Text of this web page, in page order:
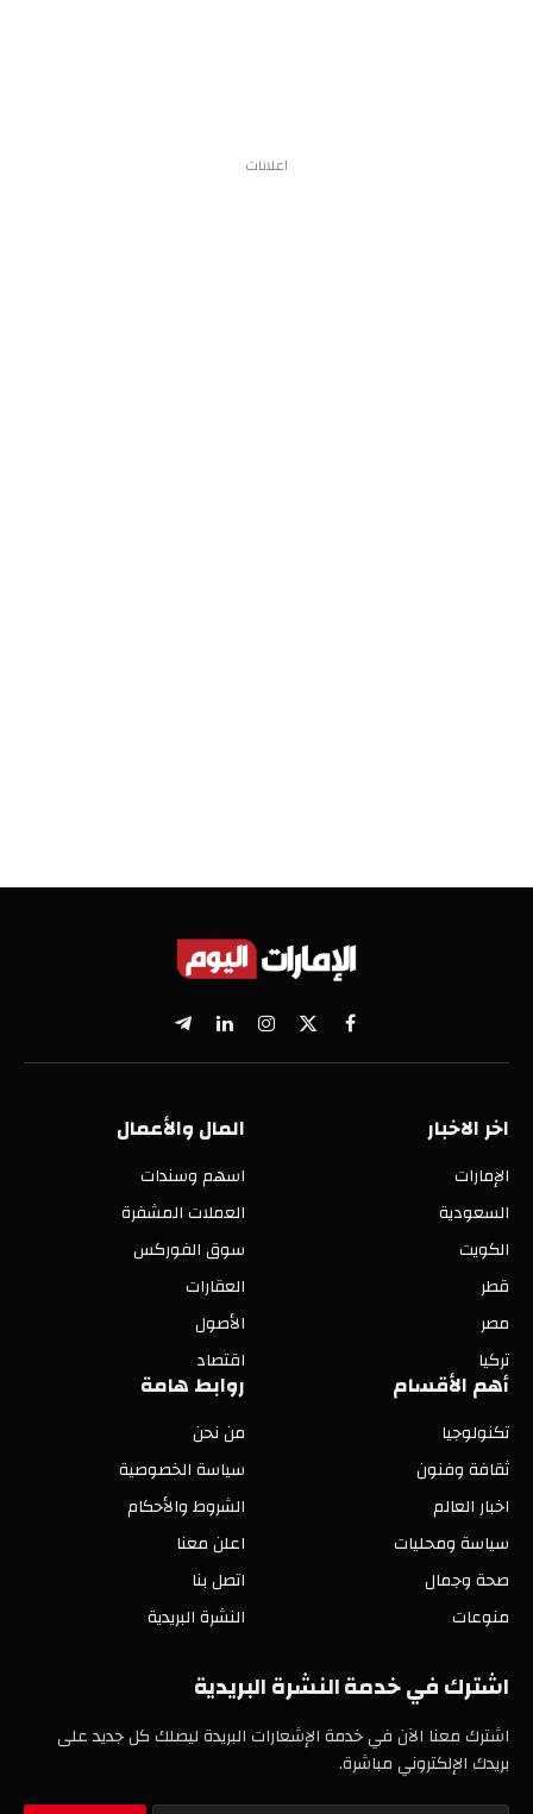
اعلانات
فيسبوك
X
(Twitter)
الانستغراملينكدإنتيلقرام
اخر الاخبار
الإمارات
السعودية
الكويت
قطر
مصر
تركيا
المال والأعمال
اسهم وسندات
العملات المشفرة
سوق الفوركس
العقارات
الأصول
اقتصاد
أهم الأقسام
تكنولوجيا
ثقافة وفنون
اخبار العالم
سياسة ومحليات
صحة وجمال
منوعات
روابط هامة
من نحن
سياسة الخصوصية
الشروط والأحكام
اعلن معنا
اتصل بنا
النشرة البريدية
اشترك في خدمة النشرة البريدية
اشترك معنا الآن في خدمة الإشعارات البريدة ليصلك كل جديد على
بريدك الإلكتروني مباشرة.